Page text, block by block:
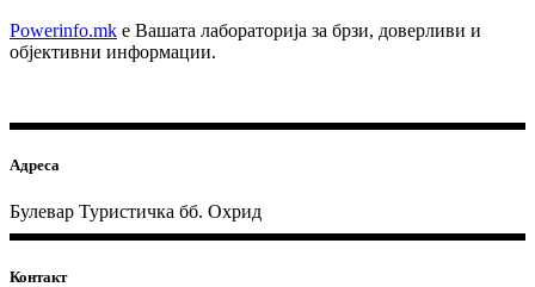
Powerinfo.mk e Вашата лабораторија за брзи, доверливи и
објективни информации.
Адреса
Булевар Туристичка бб. Охрид
Контакт